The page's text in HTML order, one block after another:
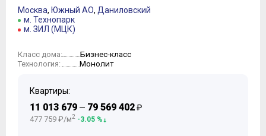
Москва, Южный АО, Даниловский
м. Технопарк
м. ЗИЛ (МЦК)
Класс дома: Бизнес-класс
Технология: Монолит
Квартиры:
11 013 679 — 79 569 402₽
477 759 ₽/м2 -3.05 %